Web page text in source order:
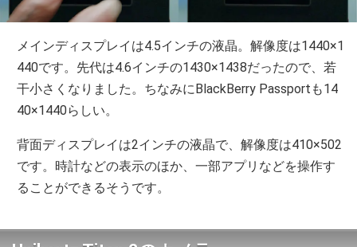
メインディスプレイは4.5インチの液晶。解像度は1440×1
440です。先代は4.6インチの1430×1438だったので、若
干小さくなりました。ちなみにBlackBerry Passportも14
40×1440らしい。
背面ディスプレイは2インチの液晶で、解像度は410×502
です。時計などの表示のほか、一部アプリなどを操作す
ることができるそうです。